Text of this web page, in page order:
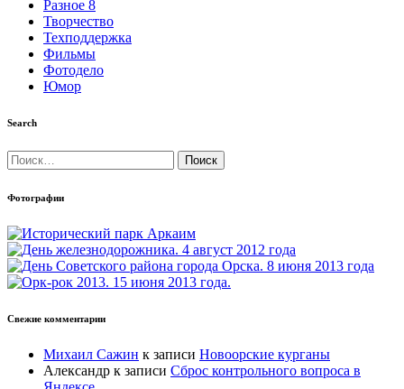
Разное 8
Творчество
Техподдержка
Фильмы
Фотодело
Юмор
Search
Найти:
Фотографии
Свежие комментарии
Михаил Сажин к записи Новоорские курганы
Александр к записи Сброс контрольного вопроса в